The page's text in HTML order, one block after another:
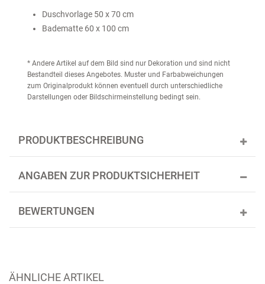
Duschvorlage 50 x 70 cm
Badematte 60 x 100 cm
* Andere Artikel auf dem Bild sind nur Dekoration und sind nicht
Bestandteil dieses Angebotes. Muster und Farbabweichungen
zum Originalprodukt können eventuell durch unterschiedliche
Darstellungen oder Bildschirmeinstellung bedingt sein.
PRODUKTBESCHREIBUNG
ANGABEN ZUR PRODUKTSICHERHEIT
BEWERTUNGEN
ÄHNLICHE ARTIKEL